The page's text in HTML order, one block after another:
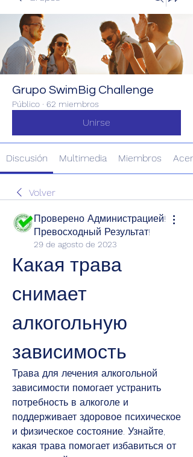
Grupo SwimBig Challenge
Público · 62 miembros
Unirse
Discusión Multimedia Miembros
Volver
Проверено Администрацией!
Превосходный Результат!
29 de agosto de 2023
Какая трава
снимает
алкогольную
зависимость
Трава для лечения алкогольной
зависимости помогает устранить
потребность в алкоголе и
поддерживает здоровое психическое
и физическое состояние. Узнайте,
какая трава помогает избавиться от